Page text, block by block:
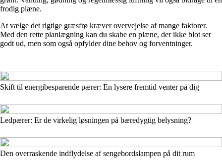
frodig plæne.
At vælge det rigtige græsfrø kræver overvejelse af mange faktorer.
Med den rette planlægning kan du skabe en plæne, der ikke blot ser
godt ud, men som også opfylder dine behov og forventninger.
Skift til energibesparende pærer: En lysere fremtid venter på dig
Ledpærer: Er de virkelig løsningen på bæredygtig belysning?
Den overraskende indflydelse af sengebordslampen på dit rum